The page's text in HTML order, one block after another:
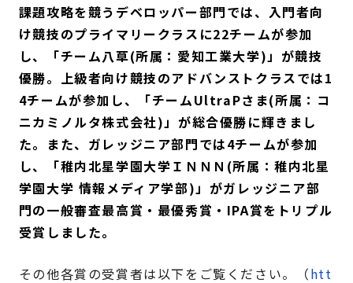
課題攻略を競うデベロッパー部門では、入門者向
け競技のプライマリークラスに22チームが参加
し、「チーム八草(所属：愛知工業大学)」が競技
優勝。上級者向け競技のアドバンストクラスでは1
4チームが参加し、「チームUltraPさま(所属：コ
ニカミノルタ株式会社)」が総合優勝に輝きまし
た。また、ガレッジニア部門では4チームが参加
し、「稚内北星学園大学ＩＮＮＮ(所属：稚内北星
学園大学 情報メディア学部)」がガレッジニア部
門の一般審査最高賞・最優秀賞・IPA賞をトリプル
受賞しました。
その他各賞の受賞者は以下をご覧ください。（htt